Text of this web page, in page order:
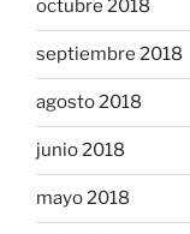
octubre 2018
septiembre 2018
agosto 2018
junio 2018
mayo 2018